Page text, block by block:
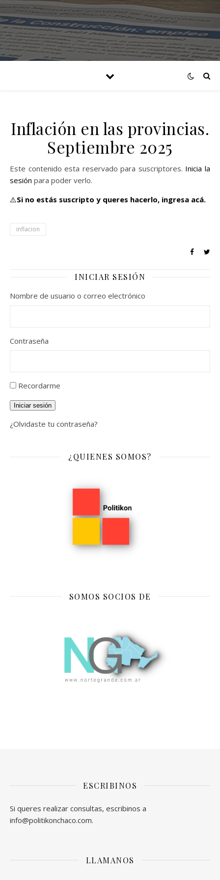
Inflación en las provincias.
Septiembre 2025
Este contenido esta reservado para suscriptores. Inicia la
sesión para poder verlo.
⚠️Si no estás suscripto y queres hacerlo, ingresa acá.
inflacion
INICIAR SESIÓN
Nombre de usuario o correo electrónico
Contraseña
Recordarme
Iniciar sesión
¿Olvidaste tu contraseña?
¿QUIENES SOMOS?
SOMOS SOCIOS DE
ESCRIBINOS
Si queres realizar consultas, escribinos a
info@politikonchaco.com.
LLAMANOS